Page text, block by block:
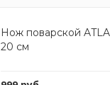
Нож поварской
20 см